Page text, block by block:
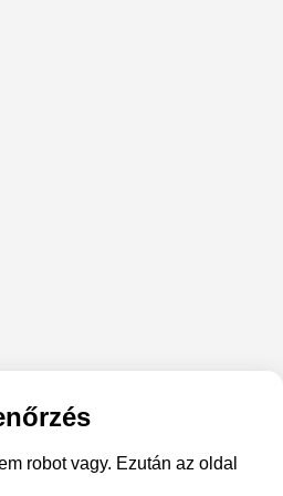
robot vagy. Ezután az oldal